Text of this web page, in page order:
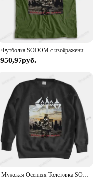
Футболка SODOM с изображением гонения, новые мужские футболки из хлопка, женские футболки и топы, футболка с рисунком в стиле хип-хоп
950,97руб.
Мужская Осенняя Толстовка SODOM, новые мужские хлопковые толстовки с рисунком преследования, худи в стиле хип-хоп